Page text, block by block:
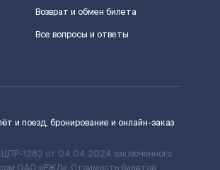
Возврат и обмен билета
Все вопросы и ответы
и поезд, бронирование и онлайн-заказ
ЦПР-1282 от 04.04.2024 заключенного